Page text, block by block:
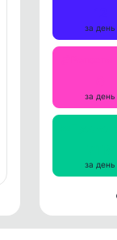
за день
за день
за день